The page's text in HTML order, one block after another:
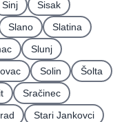
Sinj
Sisak
Slano
Slatina
Slunj
Solin
Šolta
Sračinec
Stari Jankovci